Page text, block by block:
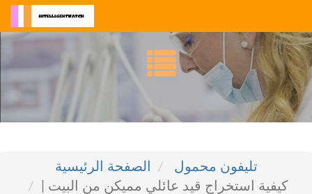
الصفحة الرئيسية
تليفون محمول
كيفية استخراج قيد عائلي مميكن من البيت |